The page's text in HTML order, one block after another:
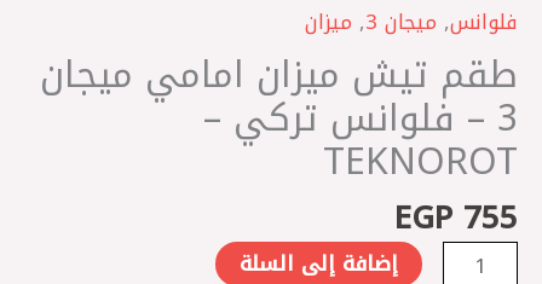
فلوانس, ميجان 3 , ميزان
طقم تيش ميزان امامي ميجان
3 – فلوانس تركي –
TEKNOROT
EGP 755
إضافة إلى السلة